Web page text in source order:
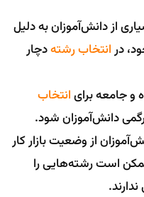
از دانش‌آموزان به دلیل
درانتخاب رشتهدچار
و جامعه برایانتخاب
دانش‌آموزان شود.
از وضعیت بازار کار
است رشته‌هایی را